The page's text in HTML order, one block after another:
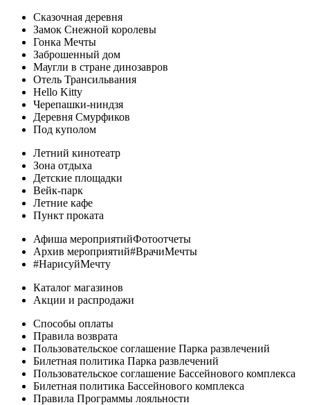
Сказочная деревня
Замок Снежной королевы
Гонка Мечты
Заброшенный дом
Маугли в стране динозавров
Отель Трансильвания
Hello Kitty
Черепашки-ниндзя
Деревня Смурфиков
Под куполом
Летний кинотеатр
Зона отдыха
Детские площадки
Вейк-парк
Летние кафе
Пункт проката
Афиша мероприятийФотоотчеты
Архив мероприятий#ВрачиМечты
#НарисуйМечту
Каталог магазинов
Акции и распродажи
Способы оплаты
Правила возврата
Пользовательское соглашение Парка развлечений
Билетная политика Парка развлечений
Пользовательское соглашение Бассейнового комплекса
Билетная политика Бассейнового комплекса
Правила Программы лояльности